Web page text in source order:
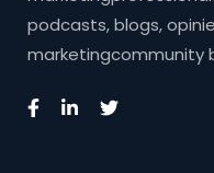
podcasts, blogs,
marketingcommunity